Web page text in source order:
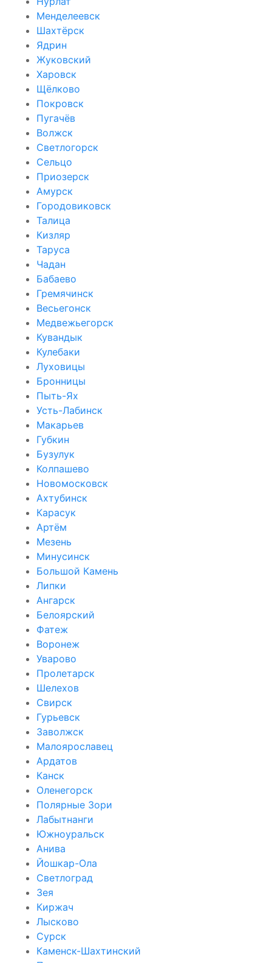
Менделеевск
Шахтёрск
Ядрин
Жуковский
Харовск
Щёлково
Покровск
Пугачёв
Волжск
Светлогорск
Сельцо
Приозерск
Амурск
Городовиковск
Талица
Кизляр
Таруса
Чадан
Бабаево
Гремячинск
Весьегонск
Медвежьегорск
Кувандык
Кулебаки
Луховицы
Бронницы
Пыть-Ях
Усть-Лабинск
Макарьев
Губкин
Бузулук
Колпашево
Новомосковск
Ахтубинск
Карасук
Артём
Мезень
Минусинск
Большой Камень
Липки
Ангарск
Белоярский
Фатеж
Воронеж
Уварово
Пролетарск
Шелехов
Свирск
Гурьевск
Заволжск
Малоярославец
Ардатов
Канск
Оленегорск
Полярные Зори
Лабытнанги
Южноуральск
Анива
Йошкар-Ола
Светлоград
Зея
Киржач
Лысково
Сурск
Каменск-Шахтинский